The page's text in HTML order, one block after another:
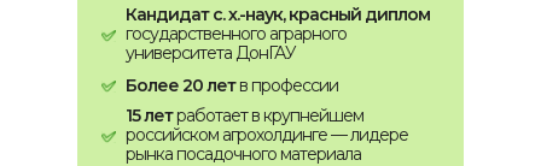
Кандидат с. х.-наук, красный диплом
государственного аграрного
университета ДонГАУ
Более 20 летв профессии
15 летработает в крупнейшем
российском агрохолдинге — лидере
рынка посадочного материала